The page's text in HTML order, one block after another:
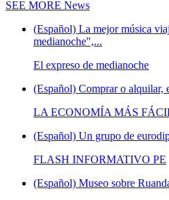
SEE MORE News
(Español) La mejor música
medianoche",...
El expreso de medianoche
(Español) Comprar o alquilar,
LA ECONOMÍA MÁS
(Español) Un grupo de
FLASH INFORMATIVO PE
(Español) Museo sobre